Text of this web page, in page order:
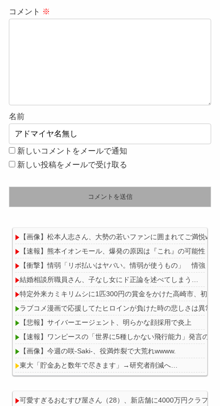
コメント ※
名前
新しいコメントをメールで通知
新しい投稿をメールで受け取る
【画像】松本人志さん、大勢の若いファンに囲まれてご満悦
【速報】熊本イオンモール、爆発の原因は『これ』の可能性
【衝撃】情弱「リボ払いはヤバい。情弱が使うもの」 情強
結婚相談所職員さん、子なし女にド正論を述べてしまう…
特定外来カミキリムシに1匹300円の賞金をかけた高崎市、初日
ラブコメ漫画で応援してたヒロインが負けた時の悲しさは異常
【悲報】サイバーエージェント、明らかな顔採用で炎上
【速報】ワンピースの「世界に5種しかない飛行能力」発言の謎
【画像】今週の咲-Saki-、役満炸裂で大荒れwwww.
東大「貯金あと数年で尽きます」→研究者削減へ…
可愛すぎるおむすび屋さん（28）、新店舗に4000万円クラフ